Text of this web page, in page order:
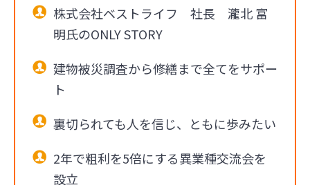
株式会社ベストライフ 社長 瀧北 富
明氏のONLY STORY
建物被災調査から修繕まで全てをサポー
ト
裏切られても人を信じ、ともに歩みたい
2年で粗利を5倍にする異業種交流会を
設立